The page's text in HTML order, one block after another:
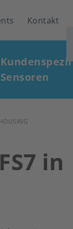
Kontakt
Sensoren
in